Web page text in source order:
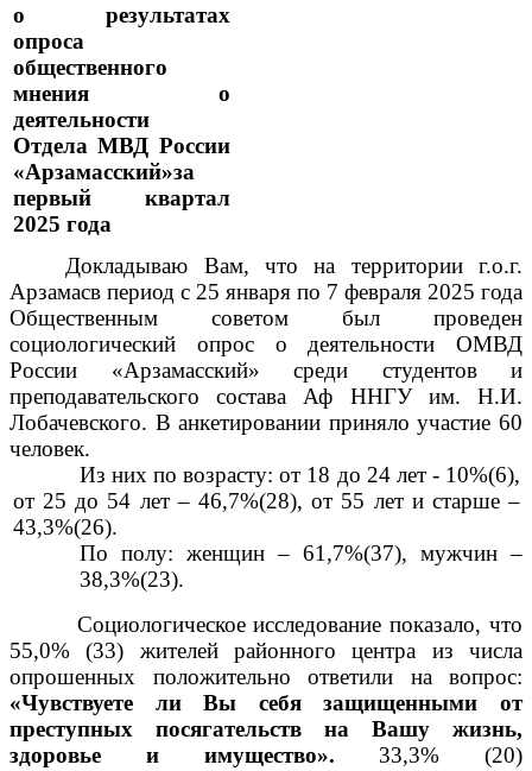
о результатах
опроса
общественного
мнения о
деятельности
Отдела МВД России
«Арзамасский»за
первый квартал
2025 года
Докладываю Вам, что на территории г.о.г.
Арзамасв период с 25 января по 7 февраля 2025 года
Общественным советом был проведен
социологический опрос о деятельности ОМВД
России «Арзамасский» среди студентов и
преподавательского состава Аф ННГУ им. Н.И.
Лобачевского. В анкетировании приняло участие 60
человек.
Из них по возрасту: от 18 до 24 лет - 10%(6),
от 25 до 54 лет – 46,7%(28), от 55 лет и старше –
43,3%(26).
По полу: женщин – 61,7%(37), мужчин –
38,3%(23).
Социологическое исследование показало, что
55,0% (33) жителей районного центра из числа
опрошенных положительно ответили на вопрос:
«Чувствуете ли Вы себя защищенными от
преступных посягательств на Вашу жизнь,
здоровье и имущество». 33,3% (20)